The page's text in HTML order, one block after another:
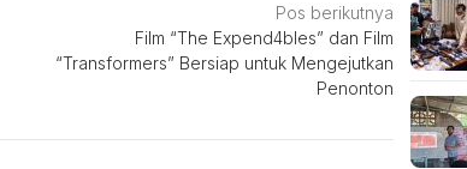
Pos berikutnya
Film “The Expend4bles” dan Film
“Transformers” Bersiap untuk Mengejutkan
Penonton